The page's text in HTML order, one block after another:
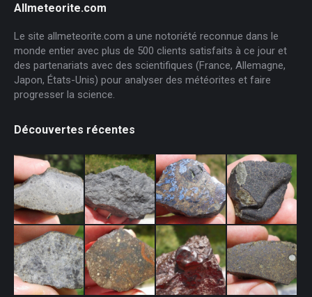
Allmeteorite.com
Le site allmeteorite.com a une notoriété reconnue dans le
monde entier avec plus de 500 clients satisfaits à ce jour et
des partenariats avec des scientifiques (France, Allemagne,
Japon, États-Unis) pour analyser des météorites et faire
progresser la science.
Découvertes récentes